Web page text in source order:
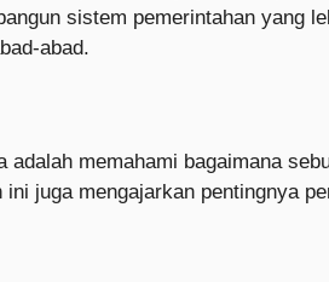
sistem pemerintahan yang
abad.
adalah memahami bagaimana
juga mengajarkan pentingnya